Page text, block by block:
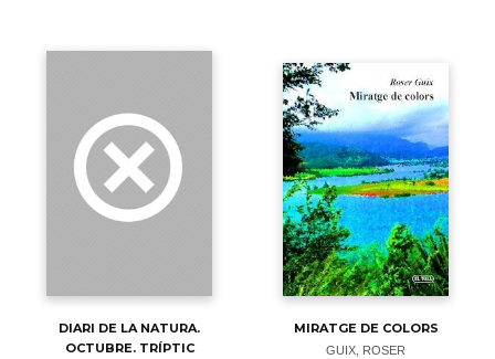
DIARI DE LA NATURA.
OCTUBRE. TRÍPTIC
MIRATGE DE COLORS
GUIX, ROSER